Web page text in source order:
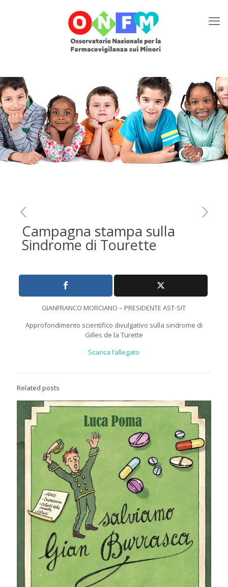
Campagna stampa sulla
Sindrome di Tourette
GIANFRANCO MORCIANO – PRESIDENTE AST-SIT
Approfondimento scientifico divulgativo sulla sindrome di
Gilles de la Turette
Scarica l’allegato
Related posts